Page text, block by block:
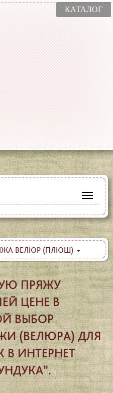
КАТАЛОГ
ВЕЛЮР (ПЛЮШ)
ПРЯЖУ
ЦЕНЕ В
ВЫБОР
(ВЕЛЮРА) ДЛЯ
В ИНТЕРНЕТ